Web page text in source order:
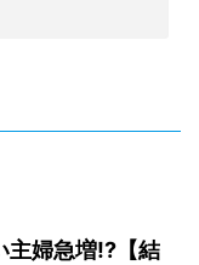
主婦急増!?【結